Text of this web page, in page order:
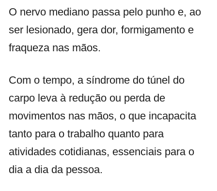
O nervo mediano passa pelo punho e, ao
ser lesionado, gera dor, formigamento e
fraqueza nas mãos.
Com o tempo, a síndrome do túnel do
carpo leva à redução ou perda de
movimentos nas mãos, o que incapacita
tanto para o trabalho quanto para
atividades cotidianas, essenciais para o
dia a dia da pessoa.